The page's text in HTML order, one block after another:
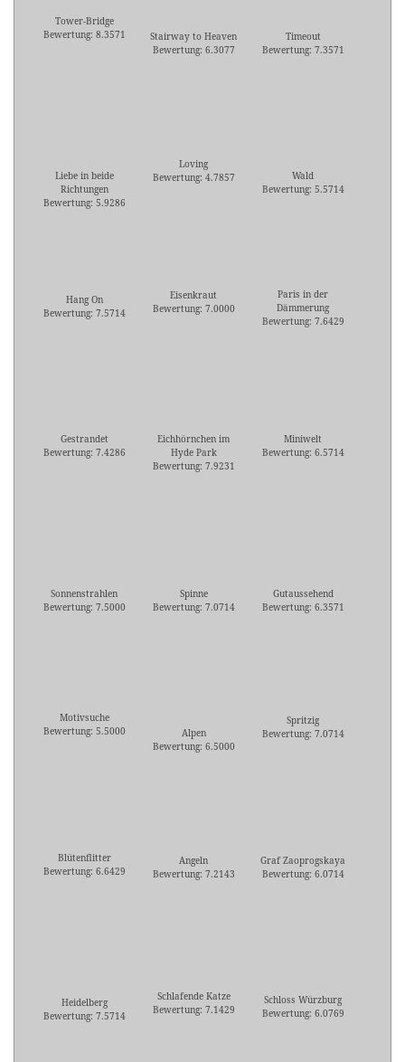
Tower-Bridge
Bewertung: 8.3571
Stairway to Heaven
Bewertung: 6.3077
Timeout
Bewertung: 7.3571
Liebe in beide
Richtungen
Bewertung: 5.9286
Loving
Bewertung: 4.7857
Wald
Bewertung: 5.5714
Hang On
Bewertung: 7.5714
Eisenkraut
Bewertung: 7.0000
Paris in der
Dämmerung
Bewertung: 7.6429
Gestrandet
Bewertung: 7.4286
Eichhörnchen im
Hyde Park
Bewertung: 7.9231
Miniwelt
Bewertung: 6.5714
Sonnenstrahlen
Bewertung: 7.5000
Spinne
Bewertung: 7.0714
Gutaussehend
Bewertung: 6.3571
Motivsuche
Bewertung: 5.5000
Alpen
Bewertung: 6.5000
Spritzig
Bewertung: 7.0714
Blütenflitter
Bewertung: 6.6429
Angeln
Bewertung: 7.2143
Graf Zaoprogskaya
Bewertung: 6.0714
Heidelberg
Bewertung: 7.5714
Schlafende Katze
Bewertung: 7.1429
Schloss Würzburg
Bewertung: 6.0769